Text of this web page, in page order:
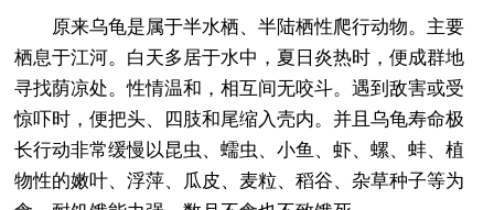
原来乌龟是属于半水栖、半陆栖性爬行动物。主要
栖息于江河。白天多居于水中，夏日炎热时，便成群地
寻找荫凉处。性情温和，相互间无咬斗。遇到敌害或受
惊吓时，便把头、四肢和尾缩入壳内。并且乌龟寿命极
长行动非常缓慢以昆虫、蠕虫、小鱼、虾、螺、蚌、植
物性的嫩叶、浮萍、瓜皮、麦粒、稻谷、杂草种子等为